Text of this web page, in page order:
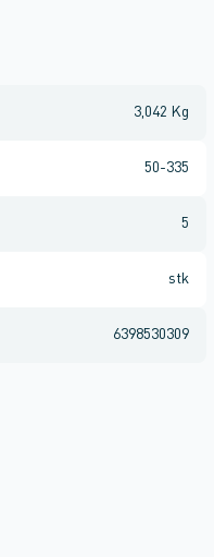
3,042 Kg
50-335
5
stk
6398530309